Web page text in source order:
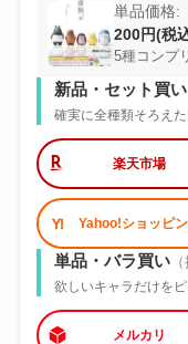
単品価格:
200円(税
5種コンプ
新品・セット買い
確実に全種類そろえ
楽天市場
Yahoo!ショッピ
単品・バラ買い（
欲しいキャラだけを
メルカリ